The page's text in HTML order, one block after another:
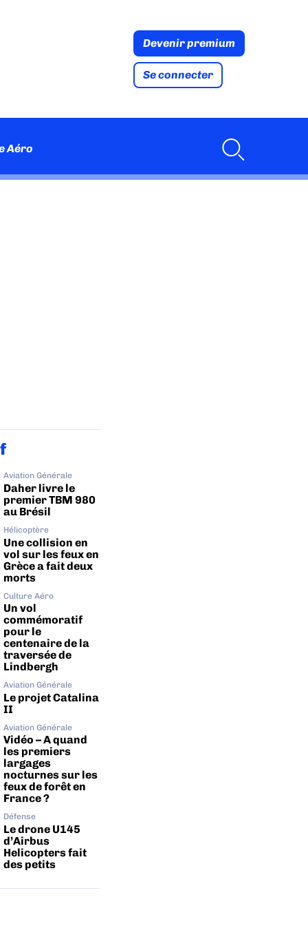
Devenir premium
Se connecter
Aéro
Aviation Générale
Daher livre le
premier TBM 980
au Brésil
Hélicoptère
Une collision en
vol sur les feux en
Grèce a fait deux
morts
Culture Aéro
Un vol
commémoratif
pour le
centenaire de la
traversée de
Lindbergh
Aviation Générale
Le projet Catalina
II
Aviation Générale
Vidéo – A quand
les premiers
largages
nocturnes sur les
feux de forêt en
France ?
Défense
Le drone U145
d’Airbus
Helicopters fait
des petits